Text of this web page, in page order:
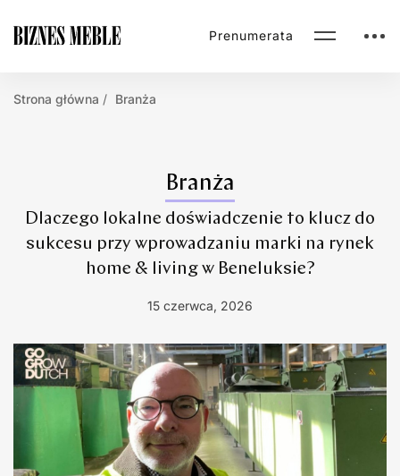
Prenumerata
Strona główna Branża
Branża
Dlaczego lokalne doświadczenie to klucz do
sukcesu przy wprowadzaniu marki na rynek
home & living w Beneluksie?
15 czerwca, 2026